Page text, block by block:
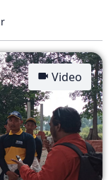
Video